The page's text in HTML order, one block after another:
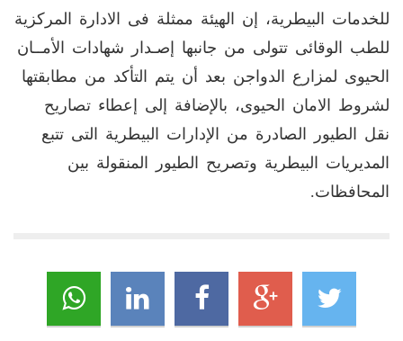
للخدمات البيطرية، إن الهيئة ممثلة فى الادارة المركزية
للطب الوقائى تتولى من جانبها إصـدار شهادات الأمــان
الحيوى لمزارع الدواجن بعد أن يتم التأكد من مطابقتها
لشروط الامان الحيوى، بالإضافة إلى إعطاء تصاريح
نقل الطيور الصادرة من الإدارات البيطرية التى تتبع
المديريات البيطرية وتصريح الطيور المنقولة بين
المحافظات.